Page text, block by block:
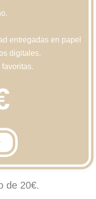
entregadas en papel
digitales.
de 20€.